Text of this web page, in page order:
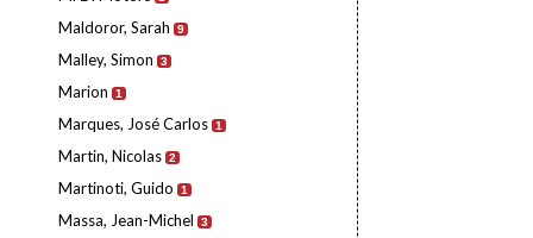
Maldoror, Sarah 9
Malley, Simon 3
Marion 1
Marques, José Carlos 1
Martin, Nicolas 2
Martinoti, Guido 1
Massa, Jean-Michel 3